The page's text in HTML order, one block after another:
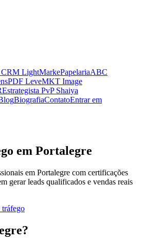
LightMarkePapelariaABC
PDF LeveMKT Image
Estrategista PvP Shaiya
BiografiaContatoEntrar em
em Portalegre
em Portalegre com certificações
gerar leads qualificados e vendas reais
tráfego